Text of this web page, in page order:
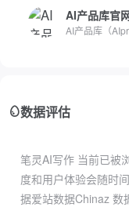
AI产品库官
AI产品库（
数据评估
笔灵AI写作 当前已被
度和用户体验会随时
据爱站数据Chinaz 数